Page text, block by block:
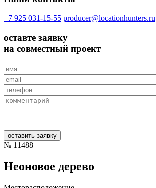
+7 925 031-15-55 producer@locationhunters.ru
оставте заявку
на совместный проект
№ 11488
Неоновое дерево